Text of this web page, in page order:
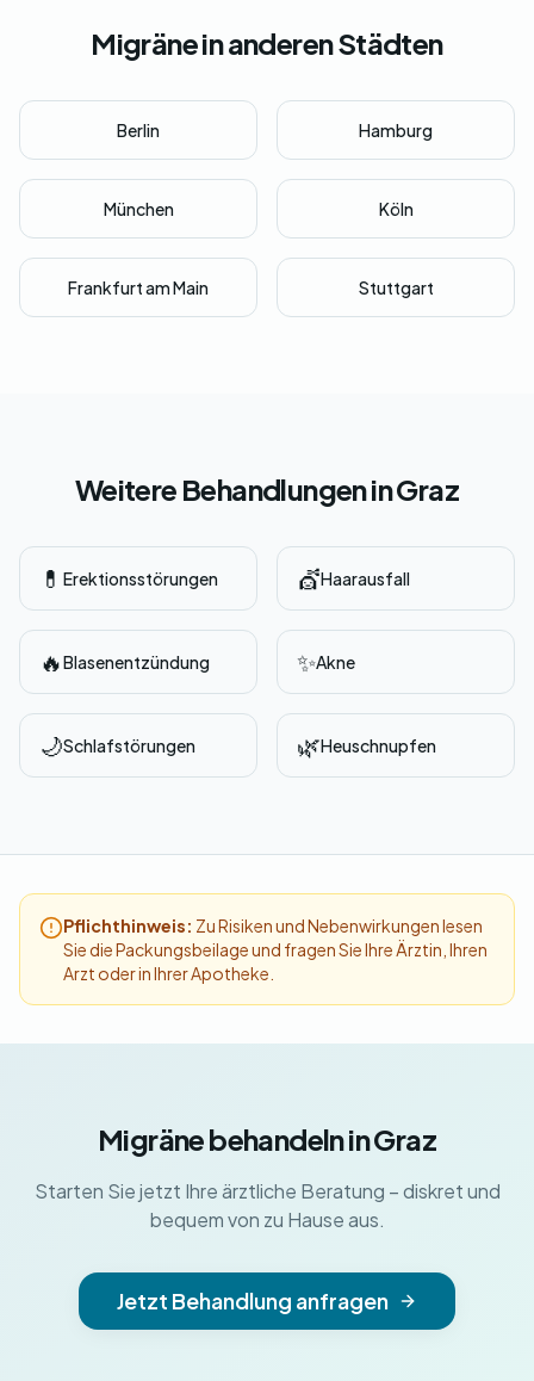
Migräne in anderen Städten
Berlin Hamburg
München Köln
Frankfurt am Main Stuttgart
Weitere Behandlungen in Graz
💊 Erektionsstörungen 💇Haarausfall
🔥Blasenentzündung ✨Akne
🌙Schlafstörungen 🌿Heuschnupfen
Pflichthinweis: Zu Risiken und Nebenwirkungen lesen
Sie die Packungsbeilage und fragen Sie Ihre Ärztin, Ihren
Arzt oder in Ihrer Apotheke.
Migräne behandeln in Graz
Starten Sie jetzt Ihre ärztliche Beratung – diskret und
bequem von zu Hause aus.
Jetzt Behandlung anfragen